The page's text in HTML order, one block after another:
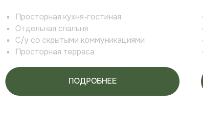
Просторная кухня-гостиная
Отдельная спальня
С/у со скрытыми коммуникациями
Просторная терраса
ПОДРОБНЕЕ